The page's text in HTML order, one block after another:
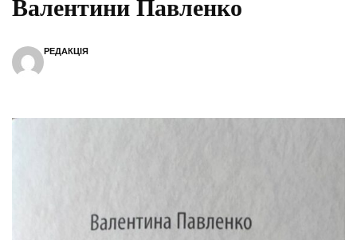
Валентини Павленко
РЕДАКЦІЯ